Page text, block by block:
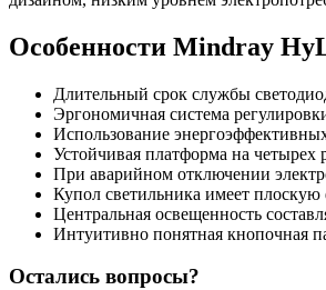
Особенности Mindray
Длительный срок службы
Эргономичная система
Использование
Устойчивая платформа на четырех
При аварийном отключении
Купол светильника имеет плоскую
Центральная освещенность
Интуитивно понятная кнопочная
Остались вопросы?